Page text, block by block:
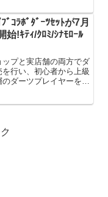
状態となっているよう
では...
ﾞｺﾗﾎﾞﾀﾞｰﾂｾｯﾄが7月
始!ｷﾃｨ/ｸﾛﾐ/ｼﾅﾓﾛｰﾙ
ップと実店舗の両方でダ
行い、初心者から上級
ダーツプレイヤーをサ